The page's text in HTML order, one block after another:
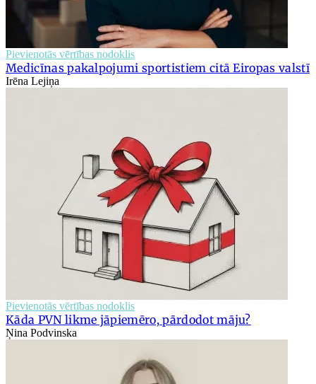
Pievienotās vērtības nodoklis
Medicīnas pakalpojumi sportistiem citā Eiropas valstī
Irēna Lejiņa
Pievienotās vērtības nodoklis
Kāda PVN likme jāpiemēro, pārdodot māju?
Ņina Podvinska